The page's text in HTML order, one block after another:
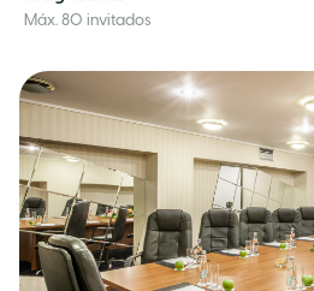
Máx. 80 invitados